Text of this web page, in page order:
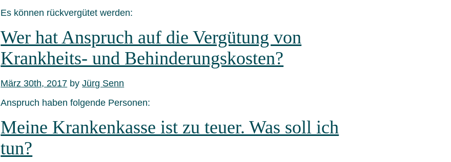
Es können rückvergütet werden:
Wer hat Anspruch auf die Vergütung von
Krankheits- und Behinderungskosten?
März 30th, 2017 byJürg Senn
Anspruch haben folgende Personen:
Meine Krankenkasse ist zu teuer. Was soll ich
tun?